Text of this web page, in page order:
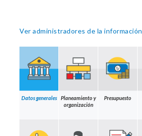
Ver administradores de la información
Datos generales
Planeamiento y
organización
Presupuesto